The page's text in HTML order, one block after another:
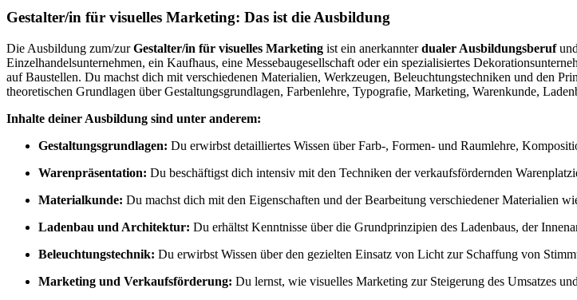
Gestalter/in für visuelles Marketing: Das ist die Ausbildung
Die Ausbildung zum/zurGestalter/in für visuelles Marketing ist ein anerkannterdualer Ausbildungsberuf
Einzelhandelsunternehmen, ein Kaufhaus, eine Messebaugesellschaft oder ein spezialisiertes
auf Baustellen. Du machst dich mit verschiedenen Materialien, Werkzeugen, Beleuchtungstechniken und den
theoretischen Grundlagen über Gestaltungsgrundlagen, Farbenlehre, Typografie, Marketing, Warenkunde,
Inhalte deiner Ausbildung sind unter anderem:
Gestaltungsgrundlagen: Du erwirbst detailliertes Wissen über Farb-, Formen- und Raumlehre,
Warenpräsentation: Du beschäftigst dich intensiv mit den Techniken der verkaufsfördernden
Materialkunde: Du machst dich mit den Eigenschaften und der Bearbeitung verschiedener Materialien
Ladenbau und Architektur: Du erhältst Kenntnisse über die Grundprinzipien des Ladenbaus, der
Beleuchtungstechnik: Du erwirbst Wissen über den gezielten Einsatz von Licht zur Schaffung von
Marketing und Verkaufsförderung: Du lernst, wie visuelles Marketing zur Steigerung des Umsatzes